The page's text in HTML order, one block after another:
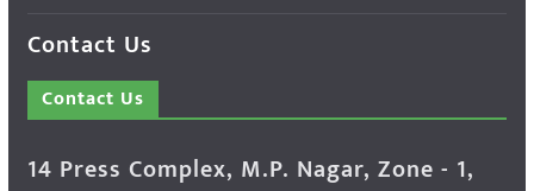
Contact Us
Contact Us
14 Press Complex, M.P. Nagar, Zone - 1,